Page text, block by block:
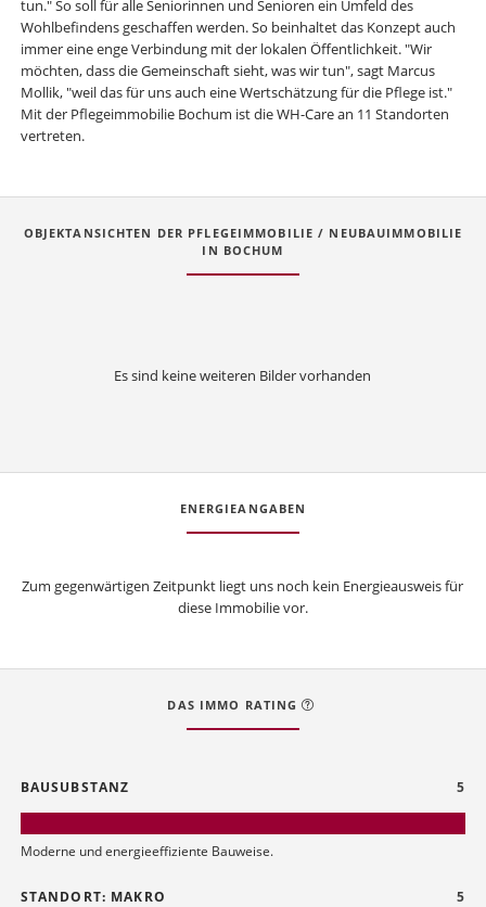
tun." So soll für alle Seniorinnen und Senioren ein Umfeld des
Wohlbefindens geschaffen werden. So beinhaltet das Konzept auch
immer eine enge Verbindung mit der lokalen Öffentlichkeit. "Wir
möchten, dass die Gemeinschaft sieht, was wir tun", sagt Marcus
Mollik, "weil das für uns auch eine Wertschätzung für die Pflege ist."
Mit der Pflegeimmobilie Bochum ist die WH-Care an 11 Standorten
vertreten.
OBJEKTANSICHTEN DER PFLEGEIMMOBILIE / NEUBAUIMMOBILIE
IN BOCHUM
Es sind keine weiteren Bilder vorhanden
ENERGIEANGABEN
Zum gegenwärtigen Zeitpunkt liegt uns noch kein Energieausweis für
diese Immobilie vor.
DAS IMMO RATING
BAUSUBSTANZ 5
Moderne und energieeffiziente Bauweise.
STANDORT: MAKRO 5